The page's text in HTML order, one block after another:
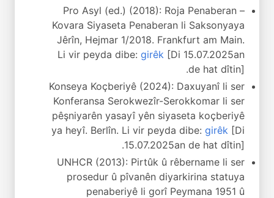
Pro Asyl (ed.) (2018): Roja Penaberan –
Kovara Siyaseta Penaberan li Saksonyaya
Jêrîn, Hejmar 1/2018. Frankfurt am Main.
Li vir peyda dibe: girêk [Di 15.07.2025an
de hat dîtin].
Konseya Koçberiyê (2024): Daxuyanî li ser
Konferansa Serokwezîr-Serokkomar li ser
pêşniyarên yasayî yên siyaseta koçberiyê
ya heyî. Berlîn. Li vir peyda dibe: girêk [Di
15.07.2025an de hat dîtin].
UNHCR (2013): Pirtûk û rêbername li ser
prosedur û pîvanên diyarkirina statuya
penaberiyê li gorî Peymana 1951 û